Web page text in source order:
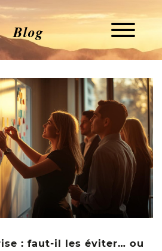
Blog
: faut-il les éviter… ou